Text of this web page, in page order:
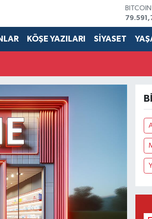
BITCOIN
DOLAR
G.ALTIN
KÖŞE YAZILARI SİYASET